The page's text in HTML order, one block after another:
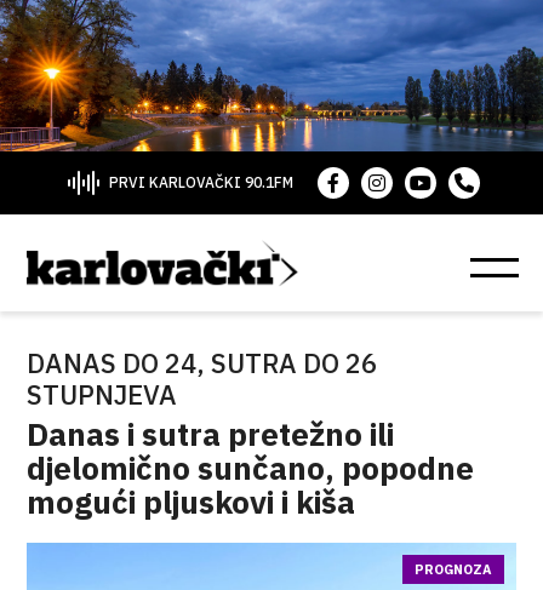
PRVI KARLOVAČKI 90.1FM
DANAS DO 24, SUTRA DO 26
STUPNJEVA
Danas i sutra pretežno ili
djelomično sunčano, popodne
mogući pljuskovi i kiša
PROGNOZA